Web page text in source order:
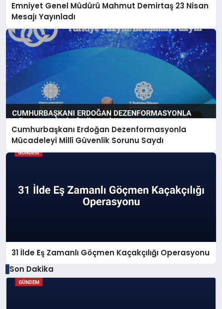
Emniyet Genel Müdürü Mahmut Demirtaş 23 Nisan
Mesajı Yayınladı
Cumhurbaşkanı Erdoğan Dezenformasyonla
Mücadeleyi Millî Güvenlik Sorunu Saydı
31 İlde Eş Zamanlı Göçmen Kaçakçılığı Operasyonu
Son Dakika